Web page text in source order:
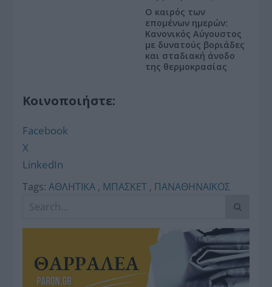
Ο καιρός των
επομένων ημερών:
Κανονικός Αύγουστος
με δυνατούς βοριάδες
και σταδιακή άνοδο
της θερμοκρασίας
Κοινοποιήστε:
Facebook
X
LinkedIn
Tags: ΑΘΛΗΤΙΚΑ , ΜΠΑΣΚΕΤ , ΠΑΝΑΘΗΝΑΪΚΟΣ